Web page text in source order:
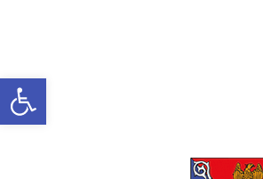
Ouvrir la barre d’outils